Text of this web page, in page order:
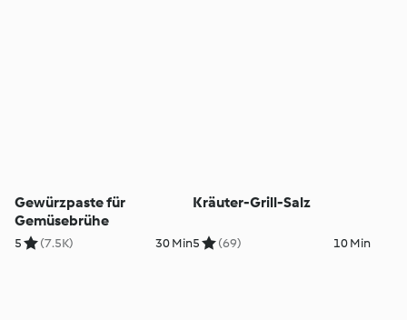
Gewürzpaste für
Gemüsebrühe
5 (7.5K) 30 Min
Kräuter-Grill-Salz
5 (69) 10 Min